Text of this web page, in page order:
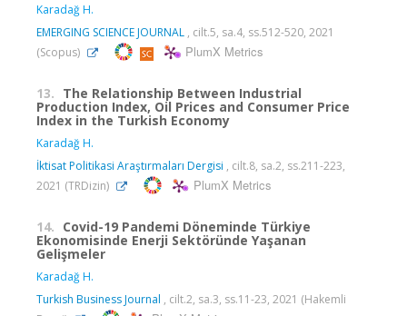
Karadağ H.
EMERGING SCIENCE JOURNAL , cilt.5, sa.4, ss.512-520, 2021
(Scopus)
PlumX Metrics
13. The Relationship Between Industrial
Production Index, Oil Prices and Consumer Price
Index in the Turkish Economy
Karadağ H.
İktisat Politikasi Araştırmaları Dergisi , cilt.8, sa.2, ss.211-223,
2021 (TRDizin)
PlumX Metrics
14. Covid-19 Pandemi Döneminde Türkiye
Ekonomisinde Enerji Sektöründe Yaşanan
Gelişmeler
Karadağ H.
Turkish Business Journal , cilt.2, sa.3, ss.11-23, 2021 (Hakemli